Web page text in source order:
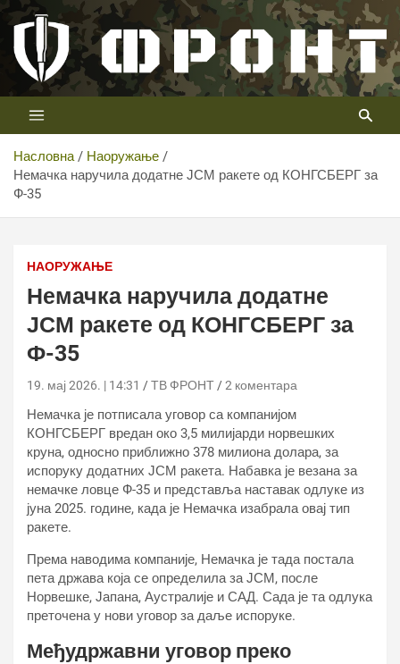
Скип
цонтент
Телевизија ФРОНТ
Први војни канал у Србији
Насловна
Наоружање
Немачка наручила додатне ЈСМ ракете од КОНГСБЕРГ за
Ф-35
НАОРУЖАЊЕ
Немачка наручила додатне
ЈСМ ракете од КОНГСБЕРГ за
Ф-35
19. мај 2026. | 14:31 ТВ ФРОНТ 2 коментара
Немачка је потписала уговор са компанијом
КОНГСБЕРГ вредан око 3,5 милијарди норвешких
круна, односно приближно 378 милиона долара, за
испоруку додатних ЈСМ ракета. Набавка је везана за
немачке ловце Ф-35 и представља наставак одлуке из
јуна 2025. године, када је Немачка изабрала овај тип
ракете.
Према наводима компаније, Немачка је тада постала
пета држава која се определила за ЈСМ, после
Норвешке, Јапана, Аустралије и САД. Сада је та одлука
преточена у нови уговор за даље испоруке.
Међудржавни уговор преко